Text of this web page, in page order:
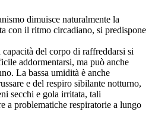
dimuisce naturalmente la
con il ritmo circadiano, si predispone
del corpo di raffreddarsi si
addormentarsi, ma può anche
La bassa umidità è anche
e del respiro sibilante notturno,
secchi e gola irritata, tali
a problematiche respiratorie a lungo